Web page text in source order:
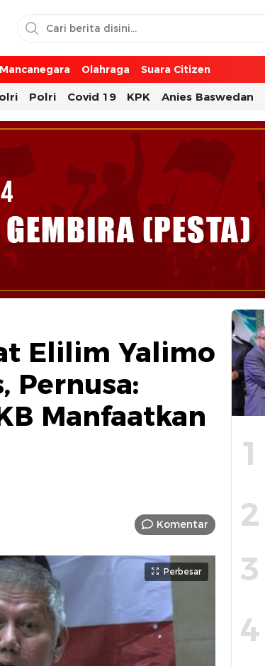
Mancanegara Olahraga Suara Citizen
Polri Covid 19 KPK Anies Baswedan
Elilim Yalimo
Pernusa:
Manfaatkan
Komentar
Perbesar
1
2
3
4